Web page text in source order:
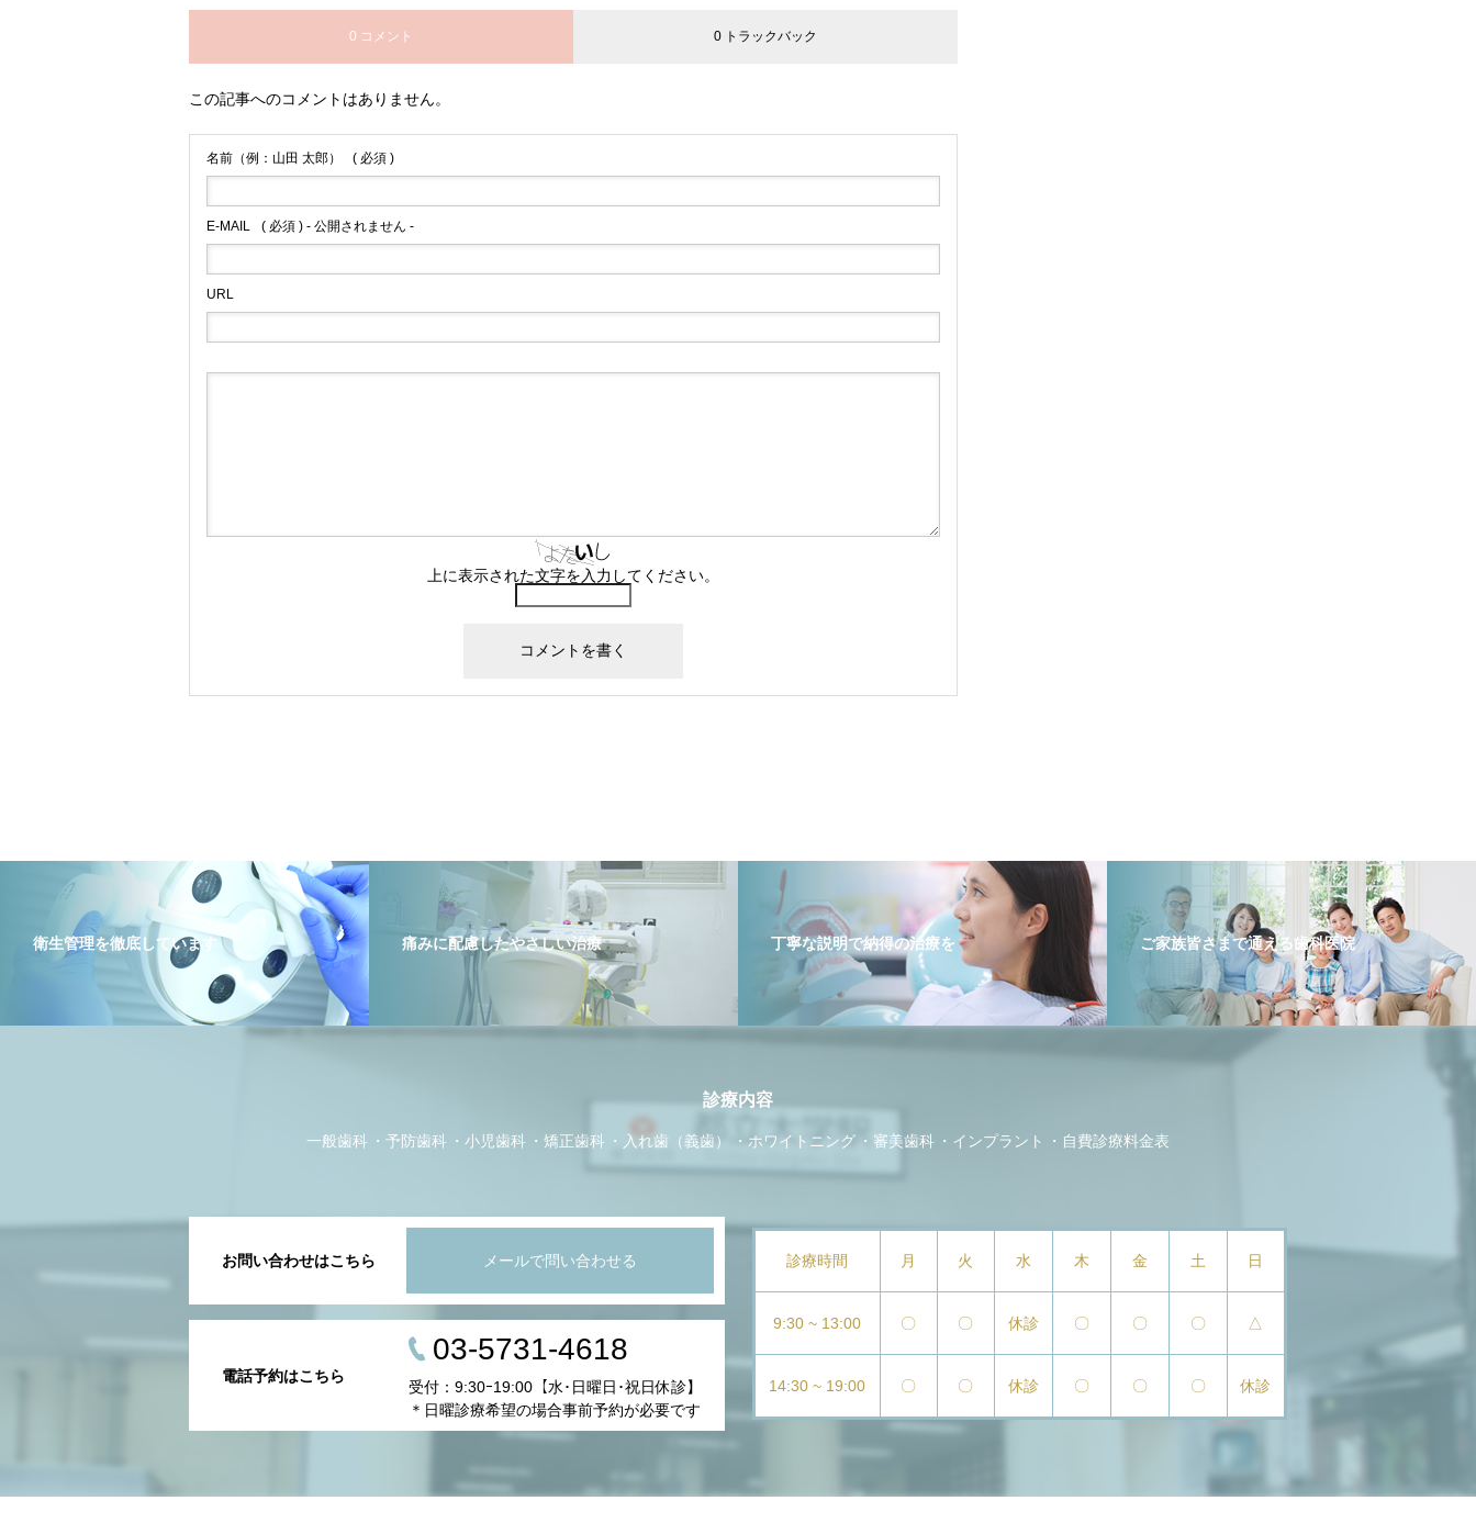
0 コメント 0 トラックバック
この記事へのコメントはありません。
名前（例：山田 太郎） ( 必須 )
E-MAIL ( 必須 ) - 公開されません -
URL
上に表示された文字を入力してください。
衛生管理を徹底しています 痛みに配慮したやさしい治療 丁寧な説明で納得の治療を ご家族皆さまで通える歯科医院
診療内容
一般歯科 予防歯科 小児歯科 矯正歯科 入れ歯（義歯） ホワイトニング 審美歯科 インプラント 自費診療料金表
お問い合わせはこちら メールで問い合わせる
電話予約はこちら
03-5731-4618
受付：9:30ｰ19:00【水･日曜日･祝日休診】
＊日曜診療希望の場合事前予約が必要です
診療時間 月 火 水 木 金 土 日
9:30 ~ 13:00 〇 〇 休診 〇 〇 〇 △
14:30 ~ 19:00 〇 〇 休診 〇 〇 〇 休診